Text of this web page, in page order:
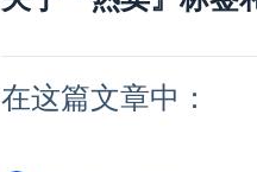
在这篇文章中：